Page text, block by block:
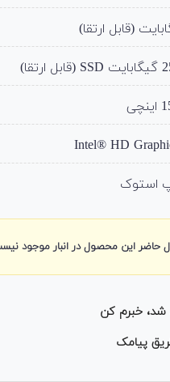
Intel® HD
استوک
حاضر این محصول در انبار موجود
شد، خبرم کن
پیامک